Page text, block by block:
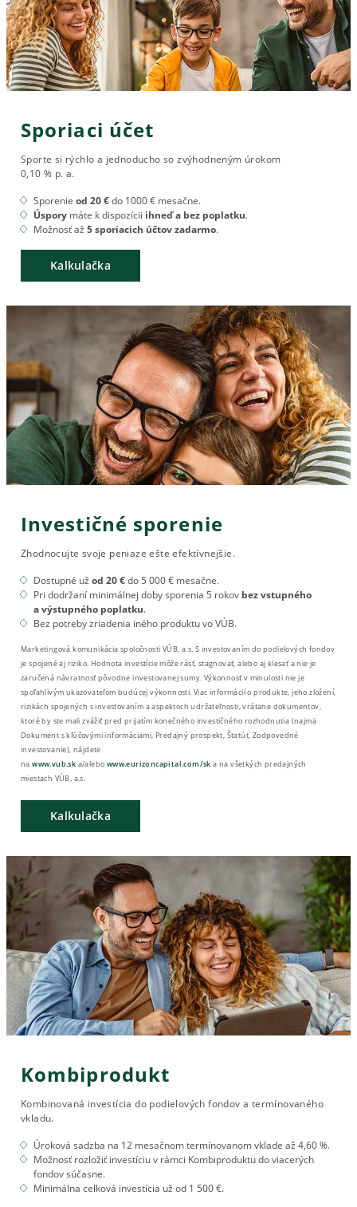
Sporiaci účet
Sporte si rýchlo a jednoducho so zvýhodneným úrokom
0,10 % p. a.
Sporenie od 20 €do 1000 € mesačne.
Úsporymáte k dispozícii ihneď a bez poplatku.
Možnosť až 5 sporiacich účtov zadarmo.
Kalkulačka
Investičné sporenie
Zhodnocujte svoje peniaze ešte efektívnejšie.
Dostupné už od 20 €do 5 000 € mesačne.
Pri dodržaní minimálnej doby sporenia 5 rokov bez vstupného
a výstupného poplatku.
Bez potreby zriadenia iného produktu vo VÚB.
Marketingová komunikácia spoločnosti VÚB, a.s. S investovaním do podielových fondov
je spojené aj riziko. Hodnota investície môže rásť, stagnovať, alebo aj klesať a nie je
zaručená návratnosť pôvodne investovanej sumy. Výkonnosť v minulosti nie je
spoľahlivým ukazovateľom budúcej výkonnosti. Viac informácií o produkte, jeho zložení,
rizikách spojených s investovaním a aspektoch udržateľnosti, vrátane dokumentov,
ktoré by ste mali zvážiť pred prijatím konečného investičného rozhodnutia (najmä
Dokument s kľúčovými informáciami, Predajný prospekt, Štatút, Zodpovedné
investovanie), nájdete
nawww.vub.sk a/alebo www.eurizoncapital.com/sk a na všetkých predajných
miestach VÚB, a.s.
Kalkulačka
Kombiprodukt
Kombinovaná investícia do podielových fondov a termínovaného
vkladu.
Úroková sadzba na 12 mesačnom termínovanom vklade až 4,60 %.
Možnosť rozložiť investíciu v rámci Kombiproduktu do viacerých
fondov súčasne.
Minimálna celková investícia už od 1 500 €.